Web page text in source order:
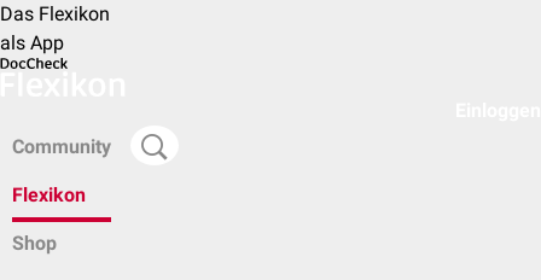
Das Flexikon
als App
Community
Flexikon
Shop